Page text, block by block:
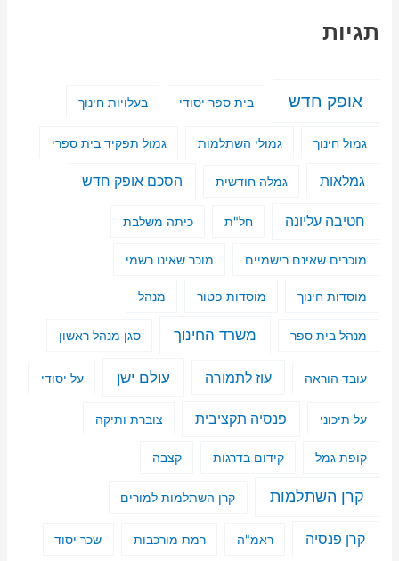
תגיות
אופק חדש בית ספר יסודי בעלויות חינוך
גמול חינוך גמולי השתלמות גמול תפקיד בית ספרי
גמלאות גמלה חודשית הסכם אופק חדש
חטיבה עליונה חל"ת כיתה משלבת
מוכרים שאינם רישמיים מוכר שאינו רשמי
מוסדות חינוך מוסדות פטור מנהל
מנהל בית ספר משרד החינוך סגן מנהל ראשון
עובד הוראה עוז לתמורה עולם ישן על יסודי
על תיכוני פנסיה תקציבית צוברת ותיקה
קופת גמל קידום בדרגות קצבה
קרן השתלמות קרן השתלמות למורים
קרן פנסיה ראמ"ה רמת מורכבות שכר יסוד